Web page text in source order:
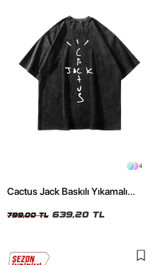
4
Cactus Jack Baskılı Yıkamalı
799,00 TL 639,20 TL